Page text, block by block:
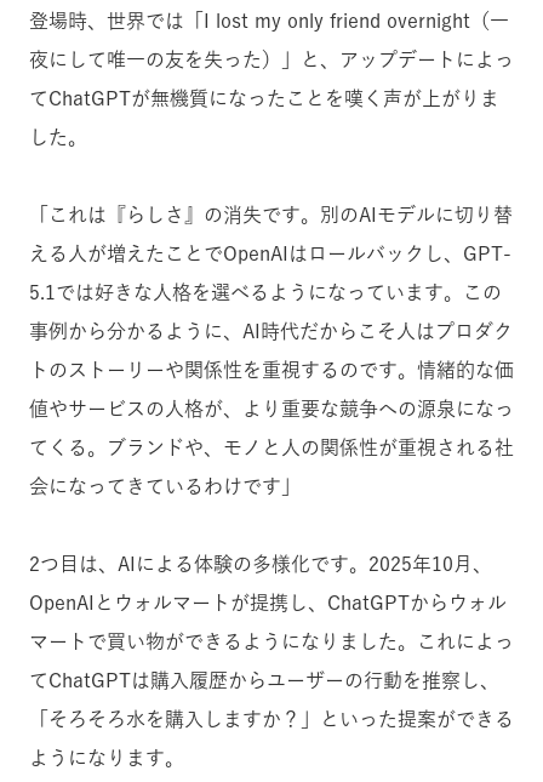
登場時、世界では「I lost my only friend overnight（一
夜にして唯一の友を失った）」と、アップデートによっ
てChatGPTが無機質になったことを嘆く声が上がりま
した。
「これは『らしさ』の消失です。別のAIモデルに切り替
える人が増えたことでOpenAIはロールバックし、GPT-
5.1では好きな人格を選べるようになっています。この
事例から分かるように、AI時代だからこそ人はプロダク
トのストーリーや関係性を重視するのです。情緒的な価
値やサービスの人格が、より重要な競争への源泉になっ
てくる。ブランドや、モノと人の関係性が重視される社
会になってきているわけです」
2つ目は、AIによる体験の多様化です。2025年10月、
OpenAIとウォルマートが提携し、ChatGPTからウォル
マートで買い物ができるようになりました。これによっ
てChatGPTは購入履歴からユーザーの行動を推察し、
「そろそろ水を購入しますか？」といった提案ができる
ようになります。